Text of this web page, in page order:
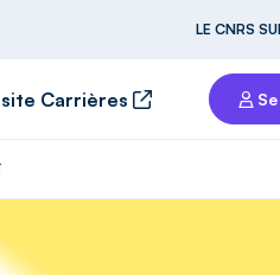
LE CNRS
Carrières